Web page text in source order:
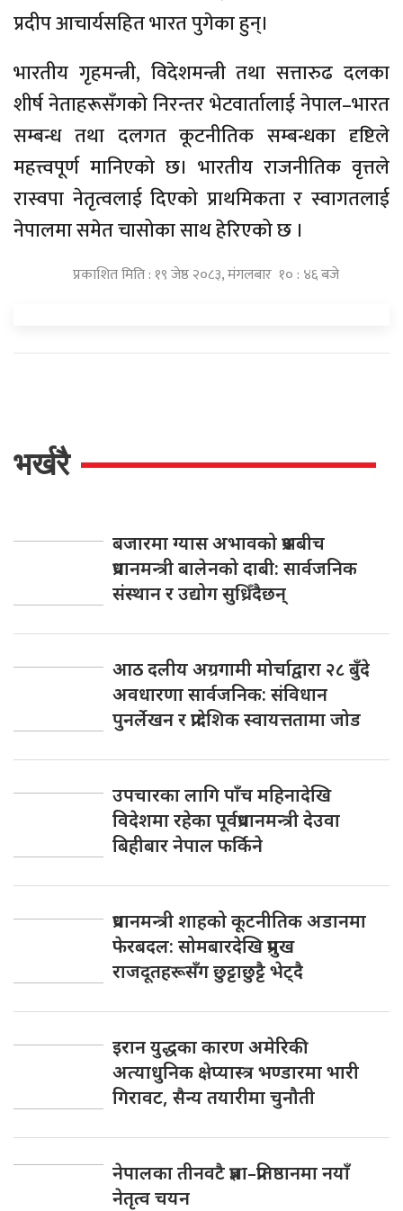
प्रदीप आचार्यसहित भारत पुगेका हुन्।
भारतीय गृहमन्त्री, विदेशमन्त्री तथा सत्तारुढ दलका
शीर्ष नेताहरूसँगको निरन्तर भेटवार्तालाई नेपाल–भारत
सम्बन्ध तथा दलगत कूटनीतिक सम्बन्धका दृष्टिले
महत्त्वपूर्ण मानिएको छ। भारतीय राजनीतिक वृत्तले
रास्वपा नेतृत्वलाई दिएको प्राथमिकता र स्वागतलाई
नेपालमा समेत चासोका साथ हेरिएको छ ।
प्रकाशित मिति : १९ जेष्ठ २०८३, मंगलबार १० : ४६ बजे
भर्खरै
बजारमा ग्यास अभावको प्रश्नबीच
प्रधानमन्त्री बालेनको दाबी: सार्वजनिक
संस्थान र उद्योग सुध्रिँदैछन्
आठ दलीय अग्रगामी मोर्चाद्वारा २८ बुँदे
अवधारणा सार्वजनिक: संविधान
पुनर्लेखन र प्रादेशिक स्वायत्ततामा जोड
उपचारका लागि पाँच महिनादेखि
विदेशमा रहेका पूर्वप्रधानमन्त्री देउवा
बिहीबार नेपाल फर्किने
प्रधानमन्त्री शाहको कूटनीतिक अडानमा
फेरबदल: सोमबारदेखि प्रमुख
राजदूतहरूसँग छुट्टाछुट्टै भेट्दै
इरान युद्धका कारण अमेरिकी
अत्याधुनिक क्षेप्यास्त्र भण्डारमा भारी
गिरावट, सैन्य तयारीमा चुनौती
नेपालका तीनवटै प्रज्ञा–प्रतिष्ठानमा नयाँ
नेतृत्व चयन